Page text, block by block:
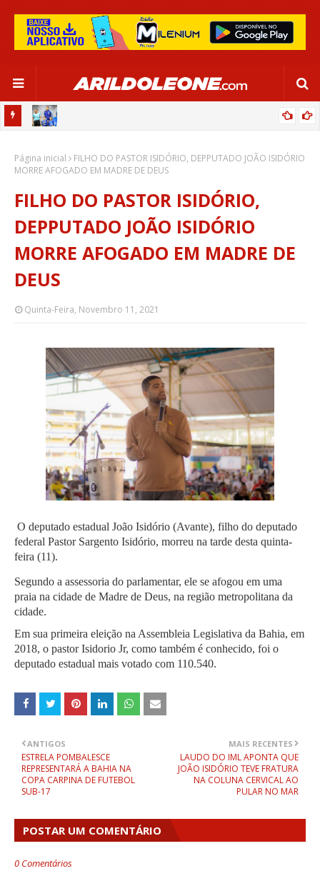
SALVADOR
Página inicial
FILHO DO PASTOR ISIDÓRIO, DEPPUTADO JOÃO ISIDÓRIO
MORRE AFOGADO EM MADRE DE DEUS
FILHO DO PASTOR ISIDÓRIO,
DEPPUTADO JOÃO ISIDÓRIO
MORRE AFOGADO EM MADRE DE
DEUS
Quinta-Feira, Novembro 11, 2021
O deputado estadual João Isidório (Avante), filho do deputado
federal Pastor Sargento Isidório, morreu na tarde desta quinta-
feira (11).
Segundo a assessoria do parlamentar, ele se afogou em uma
praia na cidade de Madre de Deus, na região metropolitana da
cidade.
Em sua primeira eleição na Assembleia Legislativa da Bahia, em
2018, o pastor Isidorio Jr, como também é conhecido, foi o
deputado estadual mais votado com 110.540.
MAIS RECENTES
LAUDO DO IML APONTA QUE
JOÃO ISIDÓRIO TEVE FRATURA
NA COLUNA CERVICAL AO
PULAR NO MAR
ANTIGOS
ESTRELA POMBALESCE
REPRESENTARÁ A BAHIA NA
COPA CARPINA DE FUTEBOL
SUB-17
POSTAR UM COMENTÁRIO
0 Comentários